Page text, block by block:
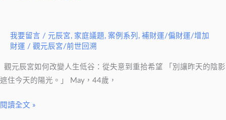
我要留言 / 元辰宮, 家庭議題, 案例系列 , 補財運/偏財運/增加
財運 / 觀元辰宮/前世回溯
觀元辰宮如何改變人生低谷：從失意到重拾希望 「別讓昨天的陰影
遮住今天的陽光。」 May，44歲，
今
天
陽
閱讀全文 »